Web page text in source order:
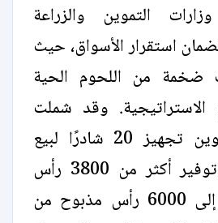
التموين والزراعة
استقرار الأسواق، حيث
ضخمة من اللحوم الحية
الاستراتيجية. وقد شملت
جهود وزارة التموين تجهيز 20 شادرًا لبيع
الخراف الحية، وتوفير أكثر من 3800 رأس
ماشية، بالإضافة إلى 6000 رأس مذبوح من